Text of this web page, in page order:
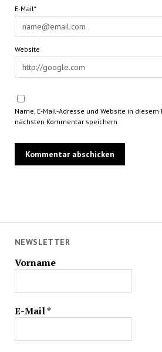
NEWSLETTER
Vorname
E-Mail*
E-Mail*
Website
Name, E-Mail-Adresse und Website in
nächsten Kommentar speichern.